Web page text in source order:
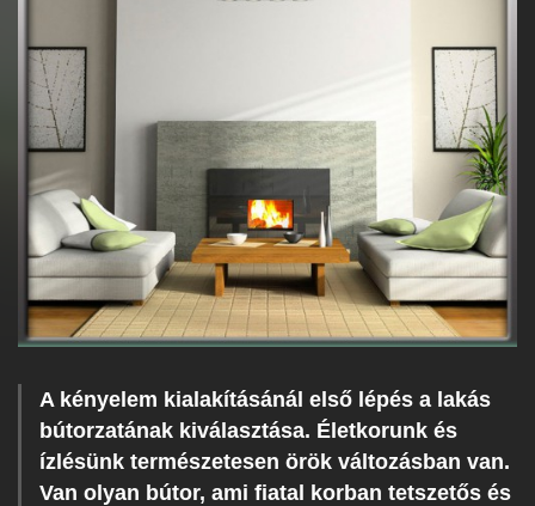
A kényelem kialakításánál első lépés a lakás
bútorzatának kiválasztása. Életkorunk és
ízlésünk természetesen örök változásban van.
Van olyan bútor, ami fiatal korban tetszetős és